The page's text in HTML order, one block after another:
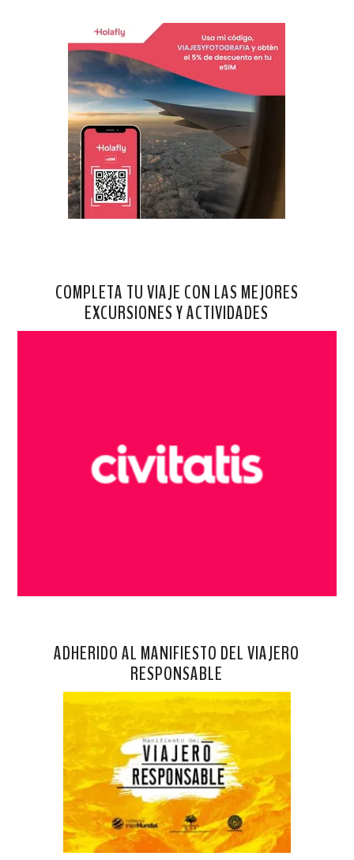
COMPLETA TU VIAJE CON LAS MEJORES
EXCURSIONES Y ACTIVIDADES
ADHERIDO AL MANIFIESTO DEL VIAJERO
RESPONSABLE